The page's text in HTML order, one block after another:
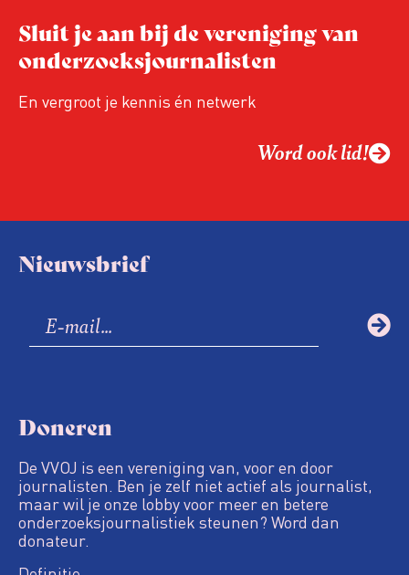
Sluit je aan bij de vereniging van
onderzoeksjournalisten
En vergroot je kennis én netwerk
Word ook lid!
Nieuwsbrief
Doneren
De VVOJ is een vereniging van, voor en door
journalisten. Ben je zelf niet actief als journalist,
maar wil je onze lobby voor meer en betere
onderzoeksjournalistiek steunen? Word dan
donateur.